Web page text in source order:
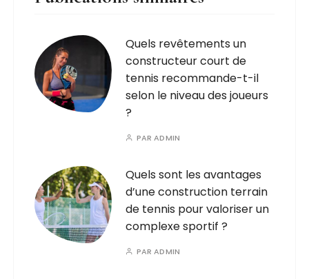
Quels revêtements un
constructeur court de
tennis recommande-t-il
selon le niveau des joueurs
?
PARADMIN
Quels sont les avantages
d’une construction terrain
de tennis pour valoriser un
complexe sportif ?
PARADMIN